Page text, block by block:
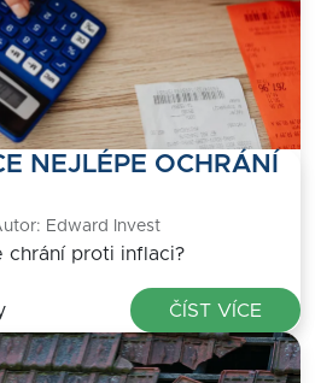
NEJLÉPE OCHRÁNÍ
Edward Invest
chrání proti inflaci?
ČÍST VÍCE